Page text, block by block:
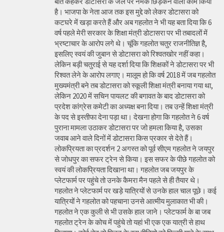
है। भाजपा के नेता आज तक इस मुद्दे को लेकर डोटासरा को
कटघरे में खड़ा करते हैं और अब गहलोत ने भी यह बता दिया कि 6
वर्ष पहले मेरी सरकार के शिक्षा मंत्री डोटासरा पर भी तबादलों में
भ्रष्टाचार के आरोप लगे थे। चूंकि गहलोत चतुर राजनीतिज्ञ है,
इसलिए स्वयं की जुबान से डोटासरा को रिश्वतखोर नहीं कहा।
लेकिन बड़ी चतुराई से यह दर्शा दिया कि शिक्षकों ने डोटासरा पर भी
रिश्वत लेने के आरोप लगाए। मालूम हो कि वर्ष 2018 में जब गहलोत
मुख्यमंत्री बने तब डोटासरा को स्कूली शिक्षा मंत्री बनाया गया था,
लेकिन 2020 में सचिन पायलट की बगावत के बाद डोटासरा को
प्रदेश कांग्रेस कमेटी का अध्यक्ष बना दिया। तब उन्हें शिक्षा मंत्री
के पद से इस्तीफा देना पड़ा था। देखना होगा कि गहलोत ने 6 वर्ष
पुराना मामला उठाकर डोटासरा पर जो हमला किया है, उसका
जवाब आने वाले दिनों में डोटासरा किस प्रकार से देते हैं।
लोकप्रियता का प्रदर्शन 2 अगस्त को पूर्व सीएम गहलोत ने जयपुर
से जोधपुर का सफर ट्रेन से किया। इस सफर के पीछे गहलोत को
स्वयं की लोकप्रियता दिखाना था। गहलोत जब जयपुर के
प्लेटफार्म पर पहुंचे तो उनके कैमरा मैन पहले से ही तैयार थे।
गहलोत ने प्लेटफार्म पर खड़े यात्रियों से उनके हाल चाल पूछे। कई
यात्रियों ने गहलोत को पहचाना उनसे आत्मीय मुलाकात भी की।
गहलोत ने एक कुली से भी उसके हाल जाने। प्लेटफार्म के बा जब
गहलोत ट्रेन के कोच में पहुंचे तो यहां भी एक एक यात्री से हाथ